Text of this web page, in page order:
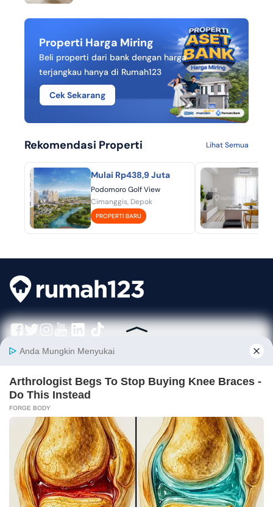
Berhasil tersimpan!
Wajib Ada! 9 Furniture Kamar Man
di & Tips Memilihnya
Properti Harga Miring
Beli properti dari bank dengan harga
terjangkau hanya di Rumah123
Cek Sekarang
Rekomendasi Properti Lihat Semua
Mulai Rp438,9 Juta
Podomoro Golf View
Cimanggis, Depok
PROPERTI BARU
Rumah123 senantiasa berkomitmen untuk membuat pengalaman 'Jual Beli dan Sewa
Properti Lebih Mudah' dengan dukungan dari developer terkemuka serta agen
profesional.
Perusahaan Layanan
Hubungi Kami
info@rumah123.com
+62 21 30496123